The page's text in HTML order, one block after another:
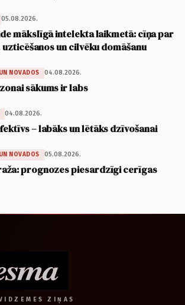
05.08.2026.
mākslīgā intelekta laikmetā: cīņa par
un cilvēku domāšanu
NOVADOS 04.08.2026.
sākums ir labs
04.08.2026.
– labāks un lētāks dzīvošanai
NOVADOS 05.08.2026.
prognozes piesardzīgi cerīgas
ZIŅAS